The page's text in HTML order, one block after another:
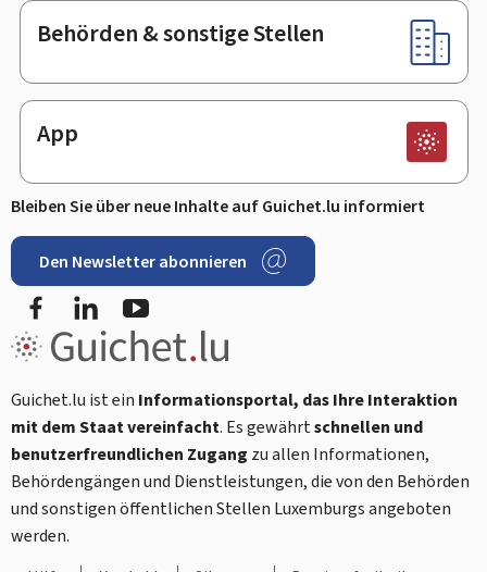
Behörden & sonstige Stellen
App
Bleiben Sie über neue Inhalte auf Guichet.lu informiert
Den Newsletter abonnieren
FacebookLinkedIn
Guichet.lu ist ein Informationsportal, das Ihre Interaktion
mit dem Staat vereinfacht. Es gewährtschnellen und
benutzerfreundlichen Zugang zu allen Informationen,
Behördengängen und Dienstleistungen, die von den Behörden
und sonstigen öffentlichen Stellen Luxemburgs angeboten
werden.